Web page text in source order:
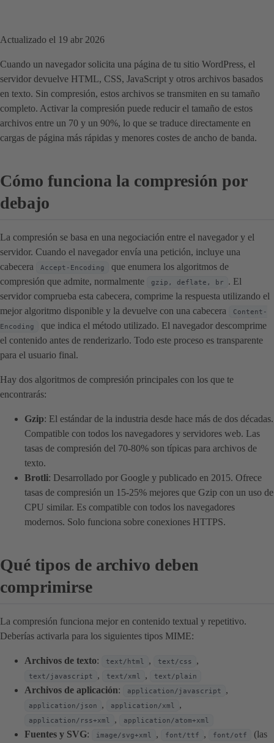
Actualizado el 19 abr 2026
Cuando un navegador solicita una página de tu sitio WordPress, el
servidor devuelve HTML, CSS, JavaScript y otros archivos basados
en texto. Sin compresión, estos archivos se transmiten en su tamaño
completo. Activar la compresión puede reducir el tamaño de estos
archivos entre un 70 y un 90%, lo que se traduce directamente en
cargas de página más rápidas y menores costes de ancho de banda.
Cómo funciona la compresión por
debajo
La compresión se basa en una negociación entre el navegador y el
servidor. Cuando el navegador envía una petición, incluye una
cabecera
Accept-Encoding
que enumera los algoritmos de
compresión que admite, normalmente
gzip, deflate, br
. El
servidor comprueba esta cabecera, comprime la respuesta utilizando el
mejor algoritmo disponible y la devuelve con una cabecera
Content-
Encoding
que indica el método utilizado. El navegador descomprime
el contenido antes de renderizarlo. Todo este proceso es transparente
para el usuario final.
Hay dos algoritmos de compresión principales con los que te
encontrarás:
Gzip: El estándar de la industria desde hace más de dos décadas.
Compatible con todos los navegadores y servidores web. Las
tasas de compresión del 70-80% son típicas para archivos de
texto.
Brotli: Desarrollado por Google y publicado en 2015. Ofrece
tasas de compresión un 15-25% mejores que Gzip con un uso de
CPU similar. Es compatible con todos los navegadores
modernos. Solo funciona sobre conexiones HTTPS.
Qué tipos de archivo deben
comprimirse
La compresión funciona mejor en contenido textual y repetitivo.
Deberías activarla para los siguientes tipos MIME:
Archivos de texto: text/html , text/css ,
text/javascript , text/xml , text/plain
Archivos de aplicación: application/javascript ,
application/json , application/xml ,
application/rss+xml , application/atom+xml
Fuentes y SVG: image/svg+xml , font/ttf , font/otf
(las